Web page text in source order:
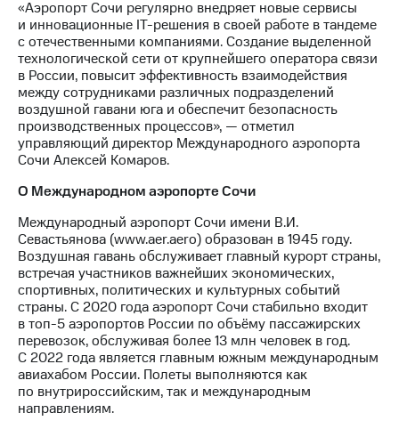
На главную
«Аэропорт Сочи регулярно внедряет новые сервисы
и инновационные IT-решения в своей работе в тандеме
с отечественными компаниями. Создание выделенной
технологической сети от крупнейшего оператора связи
в России, повысит эффективность взаимодействия
между сотрудниками различных подразделений
воздушной гавани юга и обеспечит безопасность
производственных процессов», — отметил
управляющий директор Международного аэропорта
Сочи Алексей Комаров.
О Международном аэропорте Сочи
Международный аэропорт Сочи имени В.И.
Севастьянова (www.aer.aero) образован в 1945 году.
Воздушная гавань обслуживает главный курорт страны,
встречая участников важнейших экономических,
спортивных, политических и культурных событий
страны. С 2020 года аэропорт Сочи стабильно входит
в топ-5 аэропортов России по объёму пассажирских
перевозок, обслуживая более 13 млн человек в год.
С 2022 года является главным южным международным
авиахабом России. Полеты выполняются как
по внутрироссийским, так и международным
направлениям.